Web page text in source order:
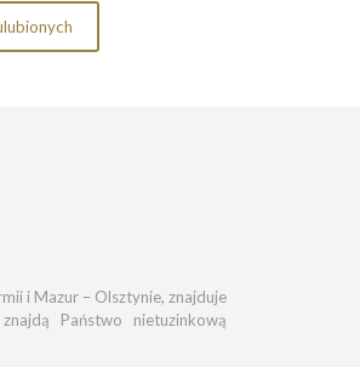
i Mazur – Olsztynie, znajduje
Państwo nietuzinkową